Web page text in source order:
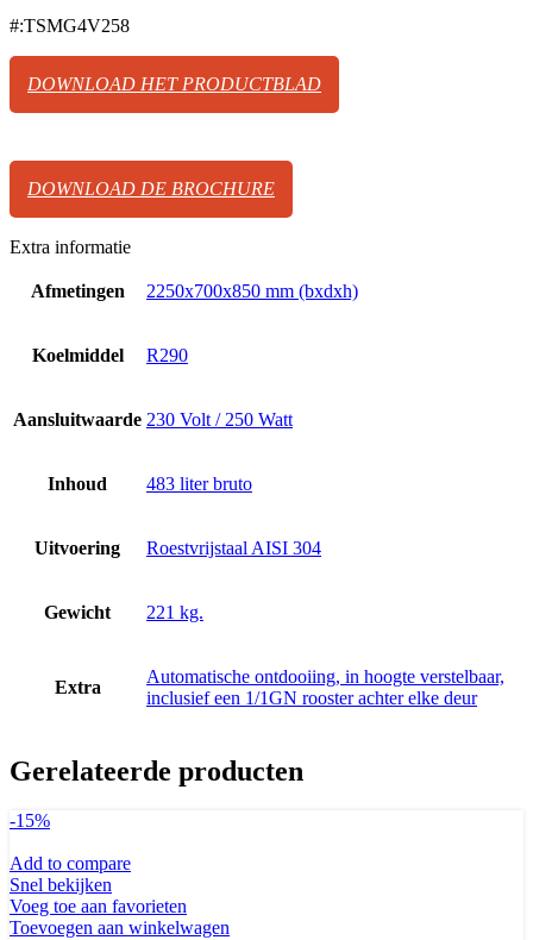
#:TSMG4V258
DOWNLOAD HET PRODUCTBLAD
DOWNLOAD DE BROCHURE
Extra informatie
Afmetingen 2250x700x850 mm (bxdxh)
Koelmiddel R290
Aansluitwaarde 230 Volt / 250 Watt
Inhoud 483 liter bruto
Uitvoering Roestvrijstaal AISI 304
Gewicht 221 kg.
Extra
Automatische ontdooiing, in hoogte verstelbaar,
inclusief een 1/1GN rooster achter elke deur
Gerelateerde producten
-15%
Add to compare
Snel bekijken
Voeg toe aan favorieten
Toevoegen aan winkelwagen